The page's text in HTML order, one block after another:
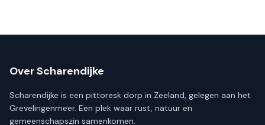
Over Scharendijke
Scharendijke is een pittoresk dorp in Zeeland, gelegen aan het
Grevelingenmeer. Een plek waar rust, natuur en
gemeenschapszin samenkomen.